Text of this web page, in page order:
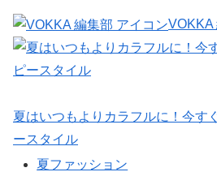
VOKKA
夏はいつもよりカラフルに！今す
ースタイル
夏ファッション